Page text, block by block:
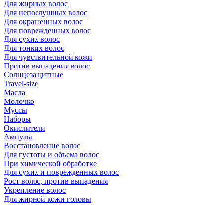
Для жирных волос
Для непослушных волос
Для окрашенных волос
Для поврежденных волос
Для сухих волос
Для тонких волос
Для чувствительной кожи
Против выпадения волос
Солнцезащитные
Travel-size
Масла
Молочко
Муссы
Наборы
Окислители
Ампулы
Восстановление волос
Для густоты и объема волос
При химической обработке
Для сухих и поврежденных волос
Рост волос, против выпадения
Укрепление волос
Для жирной кожи головы